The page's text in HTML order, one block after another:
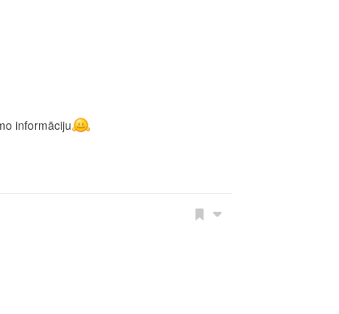
informāciju